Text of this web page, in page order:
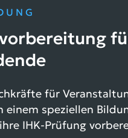
für
einem speziellen
IHK-Prüfung